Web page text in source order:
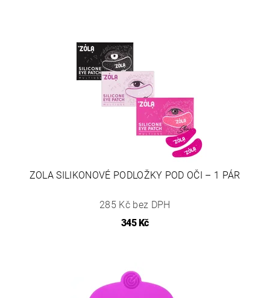
ZOLA SILIKONOVÉ PODLOŽKY POD OČI – 1 PÁR
285 Kč bez DPH
345 Kč